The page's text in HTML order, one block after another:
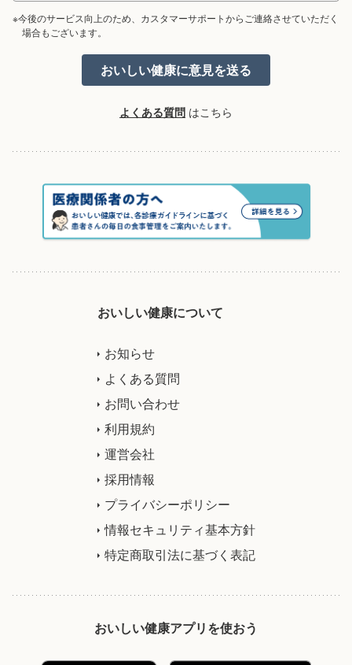
※今後のサービス向上のため、カスタマーサポートからご連絡させていただく
場合もございます。
よくある質問 はこちら
おいしい健康について
お知らせ
よくある質問
お問い合わせ
利用規約
運営会社
採用情報
プライバシーポリシー
情報セキュリティ基本方針
特定商取引法に基づく表記
おいしい健康アプリを使おう